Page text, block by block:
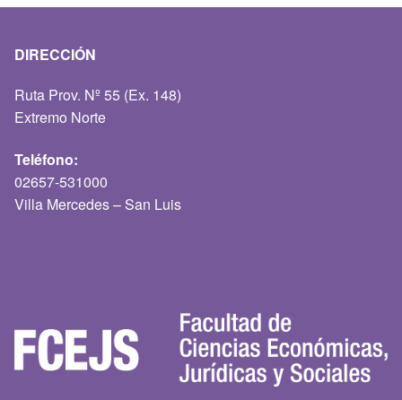
DIRECCIÓN
Ruta Prov. Nº 55 (Ex. 148)
Extremo Norte
Teléfono:
02657-531000
Villa Mercedes – San Luis